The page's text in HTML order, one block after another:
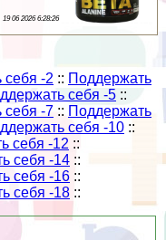
19 06 2026 6:28:26
себя -2 :: Поддержать
себя -5 ::
себя -7 :: Поддержать
себя -10 ::
себя -12 ::
себя -14 ::
себя -16 ::
себя -18 ::